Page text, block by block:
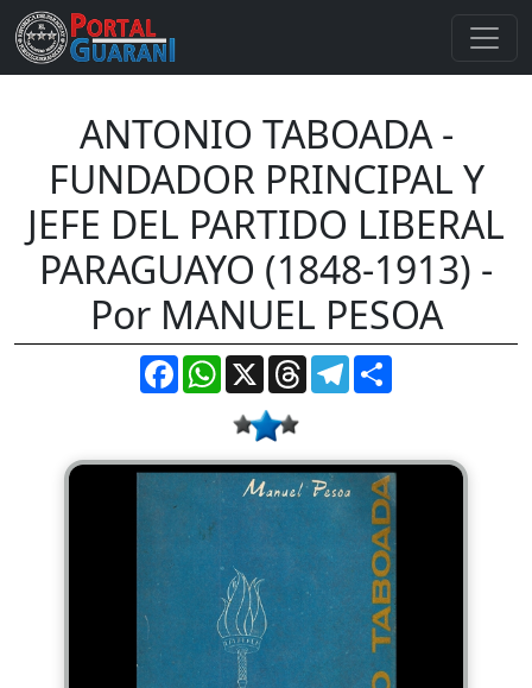
ANTONIO TABOADA -
FUNDADOR PRINCIPAL Y
JEFE DEL PARTIDO LIBERAL
PARAGUAYO (1848-1913) -
Por MANUEL PESOA
FacebookWhatsApp
X ThreadsTelegram